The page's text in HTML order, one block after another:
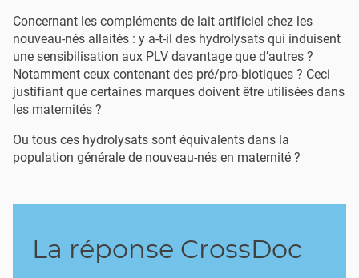
Concernant les compléments de lait artificiel chez les
nouveau-nés allaités : y a-t-il des hydrolysats qui induisent
une sensibilisation aux PLV davantage que d’autres ?
Notamment ceux contenant des pré/pro-biotiques ? Ceci
justifiant que certaines marques doivent être utilisées dans
les maternités ?
Ou tous ces hydrolysats sont équivalents dans la
population générale de nouveau-nés en maternité ?
La réponse CrossDoc